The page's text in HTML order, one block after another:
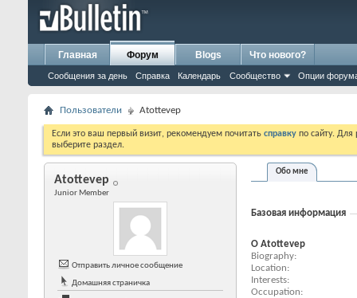
Главная Форум
Сообщения за день Справка Календарь Сообщество Опции
Blogs Что нового?
Пользователи Atottevep
Если это ваш первый визит, рекомендуем почитать справку по сайту.
выберите раздел.
Atottevep
Junior Member
Отправить личное сообщение
Домашняя страничка
Обо мне
Базовая информация
О Atottevep
Biography
Location
Interests
Occupation